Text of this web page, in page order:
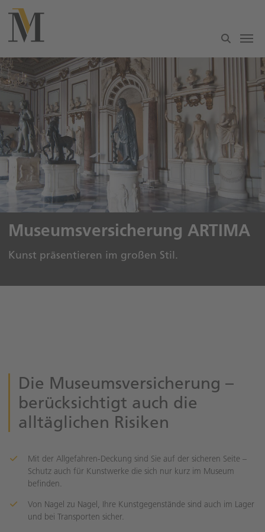
Zum Hauptinhalt springen
Museumsversicherung ARTIMA
Kunst präsentieren im großen Stil.
Die Museumsversicherung –
berücksichtigt auch die
alltäglichen Risiken
Mit der Allgefahren-Deckung sind Sie auf der sicheren Seite –
Schutz auch für Kunstwerke die sich nur kurz im Museum
befinden.
Von Nagel zu Nagel, Ihre Kunstgegenstände sind auch im Lager
und bei Transporten sicher.